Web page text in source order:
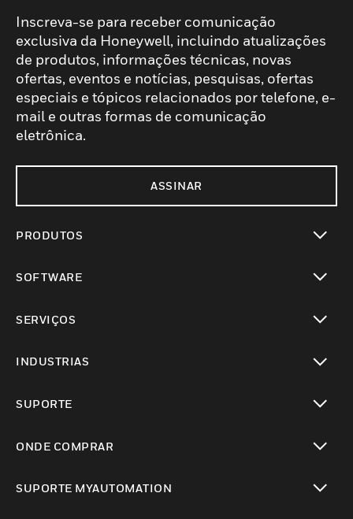
Inscreva-se para receber comunicação
exclusiva da Honeywell, incluindo atualizações
de produtos, informações técnicas, novas
ofertas, eventos e notícias, pesquisas, ofertas
especiais e tópicos relacionados por telefone, e-
mail e outras formas de comunicação
eletrônica.
ASSINAR
PRODUTOS
SOFTWARE
SERVIÇOS
INDUSTRIAS
SUPORTE
ONDE COMPRAR
SUPORTE MYAUTOMATION